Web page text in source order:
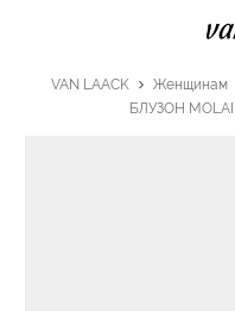
VAN LAACK Женщинам
БЛУЗОН MOLAI